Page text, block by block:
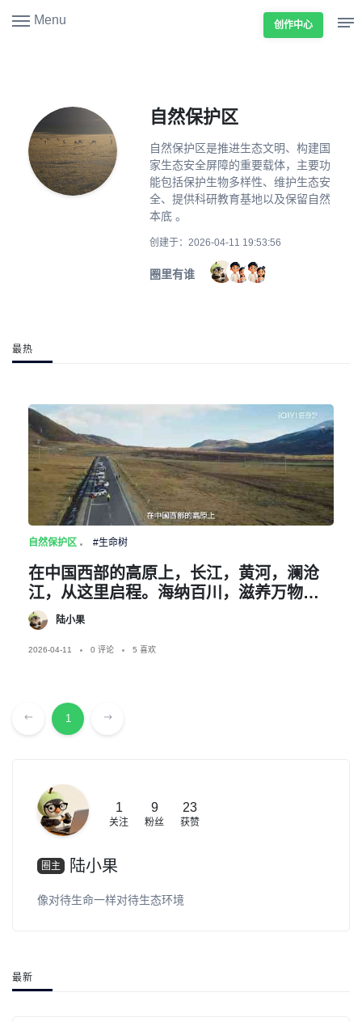
Menu 创作中心
自然保护区
自然保护区是推进生态文明、构建国
家生态安全屏障的重要载体，主要功
能包括保护生物多样性、维护生态安
全、提供科研教育基地以及保留自然
本底 。
创建于：2026-04-11 19:53:56
圈里有谁
最热
自然保护区 #生命树
在中国西部的高原上，长江，黄河，澜沧
江，从这里启程。海纳百川，滋养万物。
这里有着全世界海拔最高，中国面积最
大，野生动植物资源最丰富的国家公园。
是野生动物的天堂，也是地球不可替代的
头，中华水塔。像对待生命一样，对待生
态环境，共同谱写了一曲，壮烈的生命赞
陆小果
2026-04-11 0 评论 5 喜欢
1
1
关注
9
粉丝
23
获赞
圈主 陆小果
像对待生命一样对待生态环境
最新